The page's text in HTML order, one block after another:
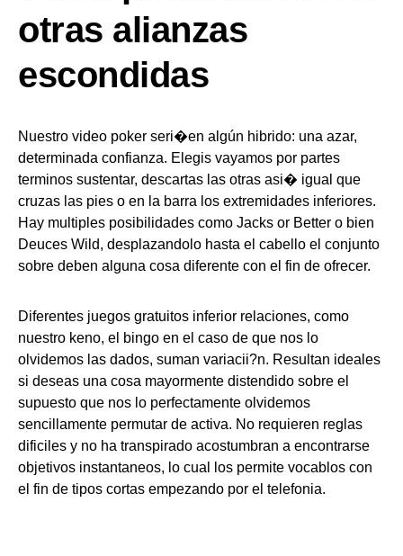
otras alianzas
escondidas
Nuestro video poker seri�en algún hibrido: una azar,
determinada confianza. Elegis vayamos por partes
terminos sustentar, descartas las otras asi� igual que
cruzas las pies o en la barra los extremidades inferiores.
Hay multiples posibilidades como Jacks or Better o bien
Deuces Wild, desplazandolo hasta el cabello el conjunto
sobre deben alguna cosa diferente con el fin de ofrecer.
Diferentes juegos gratuitos inferior relaciones, como
nuestro keno, el bingo en el caso de que nos lo
olvidemos las dados, suman variacii?n. Resultan ideales
si deseas una cosa mayormente distendido sobre el
supuesto que nos lo perfectamente olvidemos
sencillamente permutar de activa. No requieren reglas
dificiles y no ha transpirado acostumbran a encontrarse
objetivos instantaneos, lo cual los permite vocablos con
el fin de tipos cortas empezando por el telefonia.